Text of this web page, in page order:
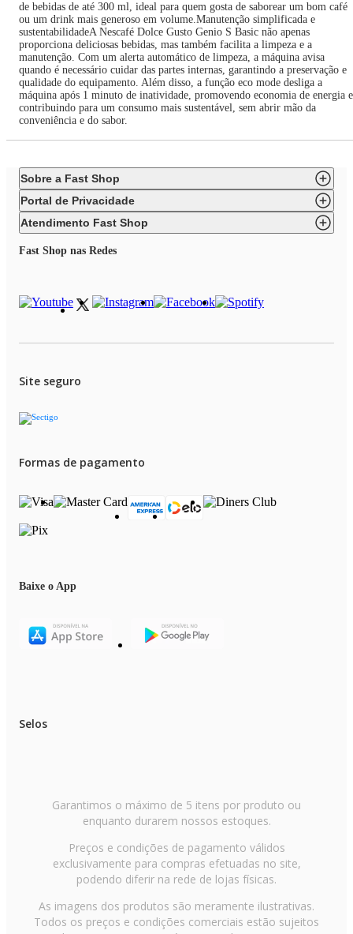
de bebidas de até 300 ml, ideal para quem gosta de saborear um bom café
ou um drink mais generoso em volume.Manutenção simplificada e
sustentabilidadeA Nescafé Dolce Gusto Genio S Basic não apenas
proporciona deliciosas bebidas, mas também facilita a limpeza e a
manutenção. Com um alerta automático de limpeza, a máquina avisa
quando é necessário cuidar das partes internas, garantindo a preservação e
qualidade do equipamento. Além disso, a função eco mode desliga a
máquina após 1 minuto de inatividade, promovendo economia de energia e
contribuindo para um consumo mais sustentável, sem abrir mão da
conveniência e do sabor.
Sobre a Fast Shop
Portal de Privacidade
Atendimento Fast Shop
Fast Shop nas Redes
Site seguro
Formas de pagamento
Baixe o App
Selos
Garantimos o máximo de 5 itens por produto ou
enquanto durarem nossos estoques.
Preços e condições de pagamento válidos
exclusivamente para compras efetuadas no site,
podendo diferir na rede de lojas físicas.
As imagens dos produtos são meramente ilustrativas.
Todos os preços e condições comerciais estão sujeitos